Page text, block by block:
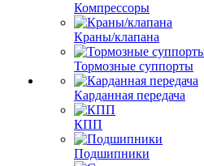
Компрессоры
Краны/клапана
Тормозные суппорты
Карданная передача
КПП
Подшипники